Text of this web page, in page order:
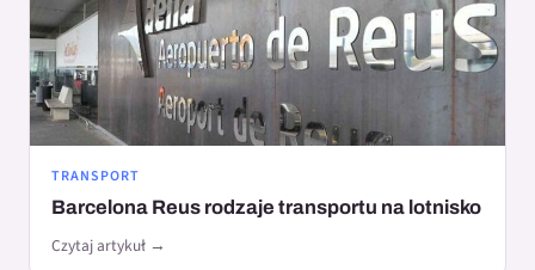
TRANSPORT
Barcelona Reus rodzaje transportu na lotnisko
Czytaj artykuł →